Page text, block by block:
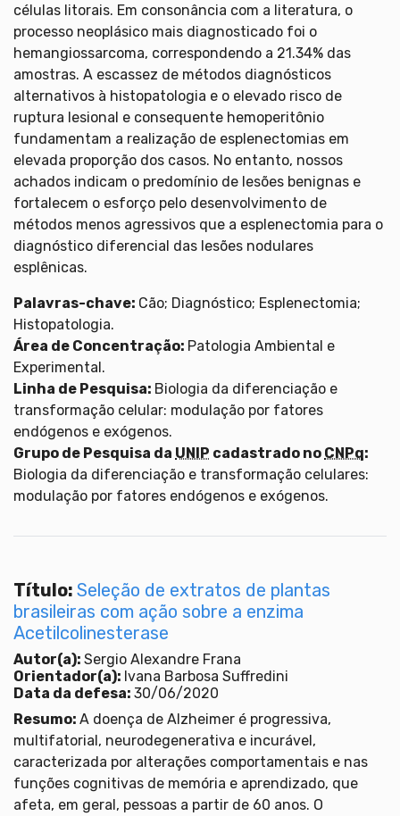
células litorais. Em consonância com a literatura, o
processo neoplásico mais diagnosticado foi o
hemangiossarcoma, correspondendo a 21.34% das
amostras. A escassez de métodos diagnósticos
alternativos à histopatologia e o elevado risco de
ruptura lesional e consequente hemoperitônio
fundamentam a realização de esplenectomias em
elevada proporção dos casos. No entanto, nossos
achados indicam o predomínio de lesões benignas e
fortalecem o esforço pelo desenvolvimento de
métodos menos agressivos que a esplenectomia para o
diagnóstico diferencial das lesões nodulares
esplênicas.
Palavras-chave: Cão; Diagnóstico; Esplenectomia;
Histopatologia.
Área de Concentração: Patologia Ambiental e
Experimental.
Linha de Pesquisa: Biologia da diferenciação e
transformação celular: modulação por fatores
endógenos e exógenos.
Grupo de Pesquisa da UNIP cadastrado no CNPq:
Biologia da diferenciação e transformação celulares:
modulação por fatores endógenos e exógenos.
Título: Seleção de extratos de plantas
brasileiras com ação sobre a enzima
Acetilcolinesterase
Autor(a): Sergio Alexandre Frana
Orientador(a): Ivana Barbosa Suffredini
Data da defesa: 30/06/2020
Resumo: A doença de Alzheimer é progressiva,
multifatorial, neurodegenerativa e incurável,
caracterizada por alterações comportamentais e nas
funções cognitivas de memória e aprendizado, que
afeta, em geral, pessoas a partir de 60 anos. O